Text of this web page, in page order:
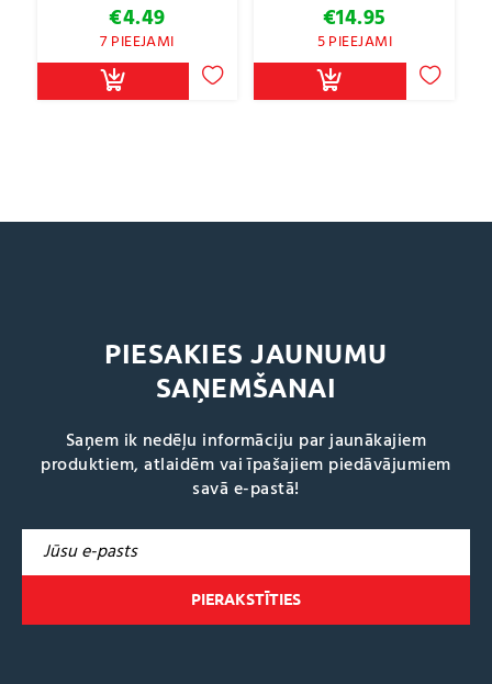
€4.49
7 PIEEJAMI
€14.95
5 PIEEJAMI
PIESAKIES JAUNUMU
SAŅEMŠANAI
Saņem ik nedēļu informāciju par jaunākajiem
produktiem, atlaidēm vai īpašajiem piedāvājumiem
savā e-pastā!